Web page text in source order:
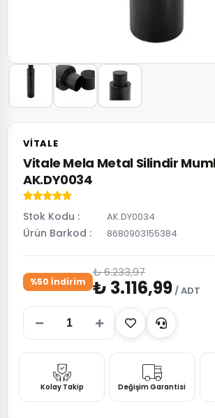
VITALE
Vitale Mela Metal Silindir
AK.DY0034
Stok Kodu AK.DY0034
Ürün Barkod 8680903155384
%50 İndirim
₺ 6.233,97
₺ 3.116,99 / ADT
Kolay Takip Değişim Garantisi